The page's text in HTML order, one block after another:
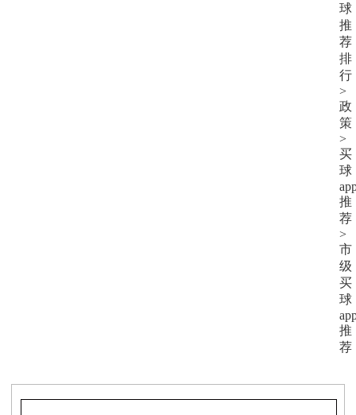
球
推
荐
排
行
>
政
策
>
买
球
推
荐
>
市
级
买
球
推
荐